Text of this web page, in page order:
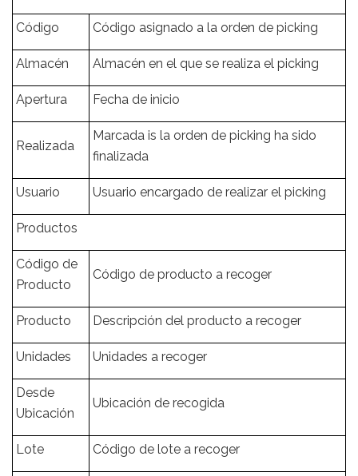
Código Código asignado a la orden de picking
Almacén Almacén en el que se realiza el picking
Apertura Fecha de inicio
Realizada
Marcada is la orden de picking ha sido
finalizada
Usuario Usuario encargado de realizar el picking
Productos
Código de
Producto
Código de producto a recoger
Producto Descripción del producto a recoger
Unidades Unidades a recoger
Desde
Ubicación
Ubicación de recogida
Lote Código de lote a recoger